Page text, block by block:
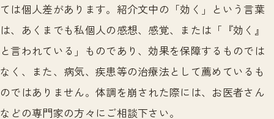
ては個人差があります。紹介文中の「効く」という言葉
は、あくまでも私個人の感想、感覚、または「『効く』
と言われている」ものであり、効果を保障するものでは
なく、また、病気、疾患等の治療法として薦めているも
のではありません。体調を崩された際には、お医者さん
などの専門家の方々にご相談下さい。